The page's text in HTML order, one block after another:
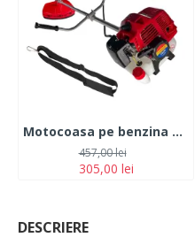
Motocoasa pe benzina TOMS 7.5 CP 12.000 rpm
305,00 lei
457,00 lei
DESCRIERE